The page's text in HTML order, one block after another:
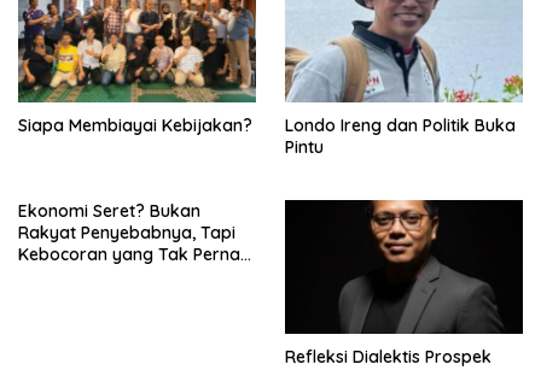
Siapa Membiayai Kebijakan?
Londo Ireng dan Politik Buka
Pintu
Ekonomi Seret? Bukan
Rakyat Penyebabnya, Tapi
Kebocoran yang Tak Pernah
Refleksi Dialektis Prospek